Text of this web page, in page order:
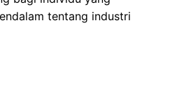
tentang industri